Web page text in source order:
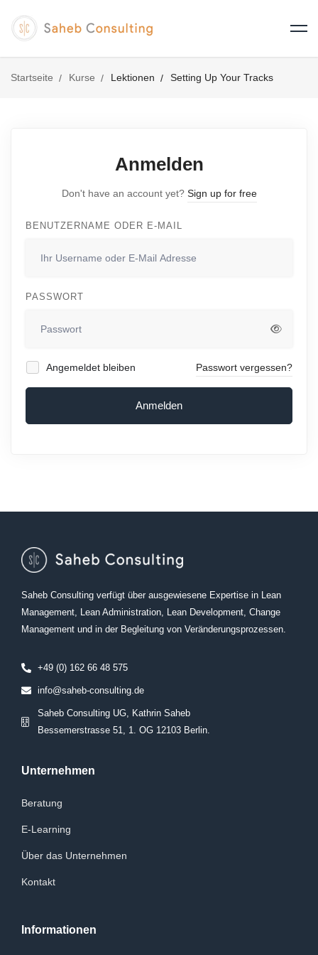
Startseite Kurse Lektionen Setting Up Your Tracks
Anmelden
Don't have an account yet? Sign up for free
BENUTZERNAME ODER E-MAIL
PASSWORT
Angemeldet bleiben Passwort vergessen?
Anmelden
Saheb Consulting verfügt über ausgewiesene Expertise in Lean
Management, Lean Administration, Lean Development, Change
Management und in der Begleitung von Veränderungsprozessen.
+49 (0) 162 66 48 575
info@saheb-consulting.de
Saheb Consulting UG, Kathrin Saheb
Bessemerstrasse 51, 1. OG 12103 Berlin.
Unternehmen
Beratung
E-Learning
Über das Unternehmen
Kontakt
Informationen